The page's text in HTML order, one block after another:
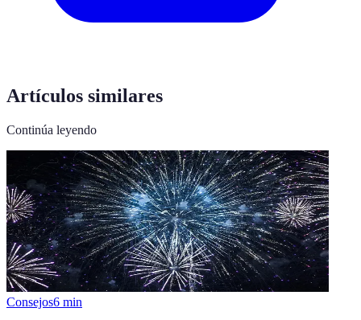
Artículos similares
Continúa leyendo
Consejos6 min